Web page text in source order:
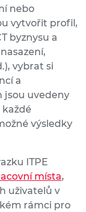
nebo
vytvořit profil,
byznysu a
vybrat si
a
jsou uvedeny
výsledky
ITPE
místa,
uživatelů v
rámci pro